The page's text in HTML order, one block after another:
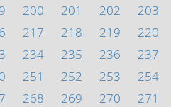
200 201 202 203
217 218 219 220
234 235 236 237
251 252 253 254
268 269 270 271